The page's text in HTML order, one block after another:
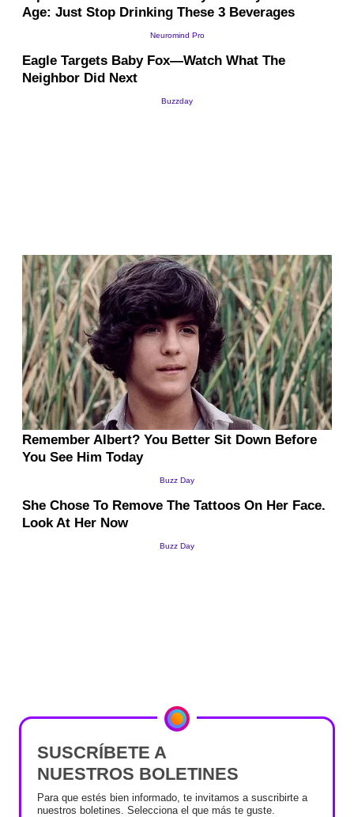
SUSCRÍBETE A
NUESTROS BOLETINES
Para que estés bien informado, te invitamos a suscribirte a
nuestros boletines. Selecciona el que más te guste.